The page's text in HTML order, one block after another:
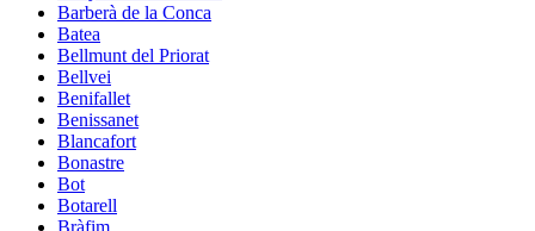
Barberà de la Conca
Batea
Bellmunt del Priorat
Bellvei
Benifallet
Benissanet
Blancafort
Bonastre
Bot
Botarell
Bràfim